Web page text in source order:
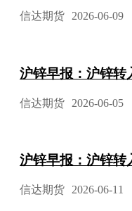
信达期货 2026-06-09
沪锌早报：沪锌转
信达期货 2026-06-05
沪锌早报：沪锌转
信达期货 2026-06-11